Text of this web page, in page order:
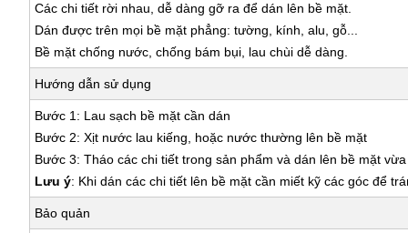
Các chi tiết rời nhau, dễ dàng gỡ ra để dán lên bề mặt.
Dán được trên mọi bề mặt phẳng: tường, kính, alu, gỗ...
Bề mặt chống nước, chống bám bụi, lau chùi dễ dàng.
Hướng dẫn sử dụng
Bước 1: Lau sạch bề mặt cần dán
Bước 2: Xịt nước lau kiếng, hoặc nước thường lên bề mặt
Bước 3: Tháo các chi tiết trong sản phẩm và dán lên bề mặt
Lưu ý: Khi dán các chi tiết lên bề mặt cần miết kỹ các góc để
Bảo quản